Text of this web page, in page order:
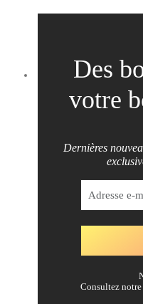
Des
votre
Dernières
Consultez notre